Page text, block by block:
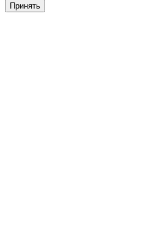
Принять